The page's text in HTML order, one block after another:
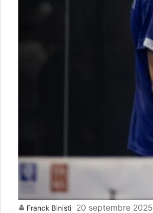
Franck Binisti 20 septembre 2025